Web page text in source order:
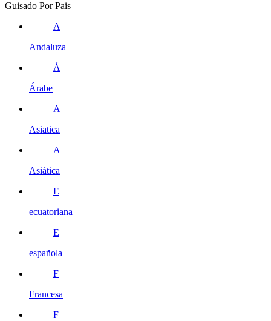
Guisado Por Pais
A
Andaluza
Á
Árabe
A
Asiatica
A
Asiática
E
ecuatoriana
E
española
F
Francesa
F